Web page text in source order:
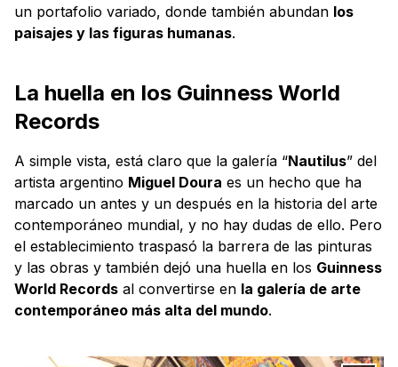
un portafolio variado, donde también abundan los
paisajes y las figuras humanas.
La huella en los Guinness World
Records
A simple vista, está claro que la galería “Nautilus” del
artista argentino Miguel Doura es un hecho que ha
marcado un antes y un después en la historia del arte
contemporáneo mundial, y no hay dudas de ello. Pero
el establecimiento traspasó la barrera de las pinturas
y las obras y también dejó una huella en los Guinness
World Records al convertirse en la galería de arte
contemporáneo más alta del mundo.